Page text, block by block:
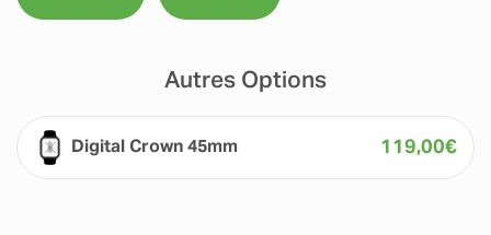
Autres Options
Digital Crown 45mm 119,00€